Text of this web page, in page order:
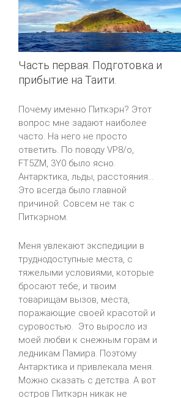
Часть первая. Подготовка и
прибытие на Таити.
Почему именно Питкэрн? Этот
вопрос мне задают наиболее
часто. На него не просто
ответить. По поводу VP8/o,
FT5ZM, 3Y0 было ясно.
Антарктика, льды, расстояния...
Это всегда было главной
причиной. Совсем не так с
Питкэрном.
Меня увлекают экспедиции в
труднодоступные места, с
тяжелыми условиями, которые
бросают тебе, и твоим
товарищам вызов, места,
поражающие своей красотой и
суровостью. Это выросло из
моей любви к снежным горам и
ледникам Памира. Поэтому
Антарктика и привлекала меня.
Можно сказать с детства. А вот
остров Питкэрн никак не